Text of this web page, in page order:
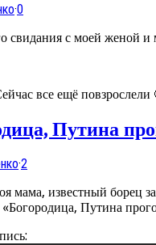
·0
свидания с моей женой
все ещё повзрослели
Путина
·2
мама, известный борец
Путина